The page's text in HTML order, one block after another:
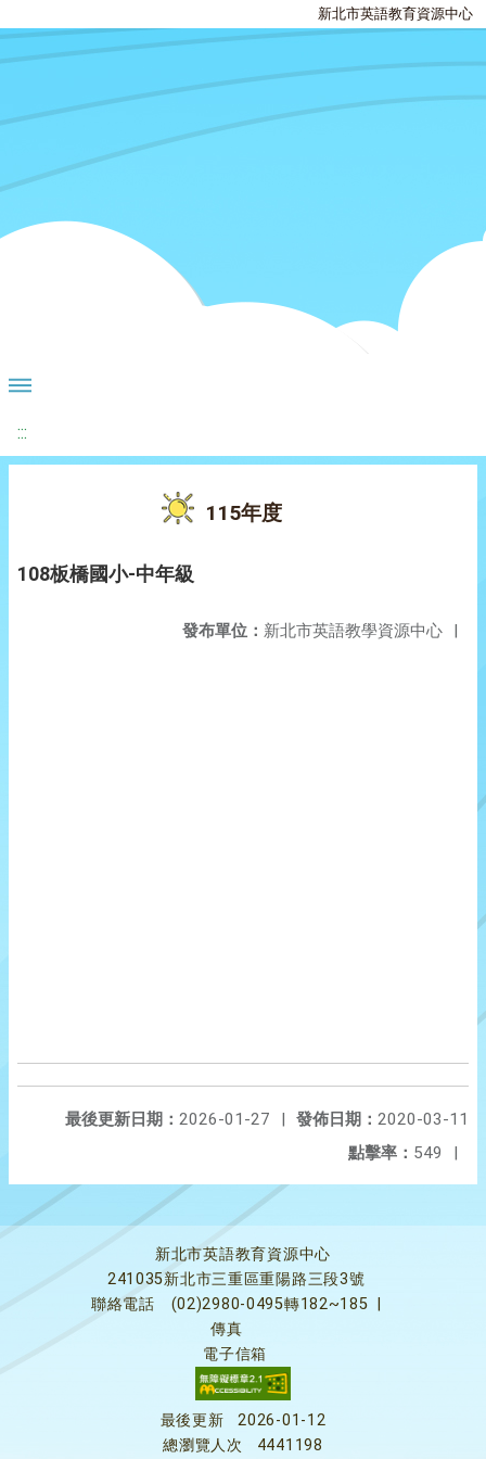
新北市英語教育資源中心
:::
115年度
108板橋國小-中年級
發布單位： 新北市英語教學資源中心 |
發佈日期： 2020-03-11
最後更新日期： 2026-01-27
|
點擊率： 549 |
新北市英語教育資源中心
241035新北市三重區重陽路三段3號
聯絡電話
(02)2980-0495轉182~185
傳真
電子信箱
最後更新
2026-01-12
總瀏覽人次
4441198